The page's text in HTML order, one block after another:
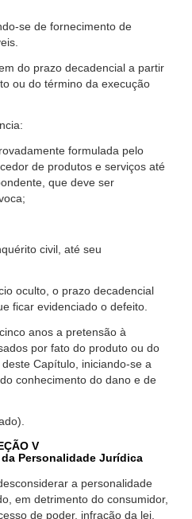
se de fornecimento de
do prazo decadencial a partir
ou do término da execução
formulada pelo
de produtos e serviços até
que deve ser
civil, até seu
oculto, o prazo decadencial
ficar evidenciado o defeito.
anos a pretensão à
por fato do produto ou do
Capítulo, iniciando-se a
conhecimento do dano e de
V
Personalidade Jurídica
a personalidade
em detrimento do consumidor,
de poder, infração da lei,